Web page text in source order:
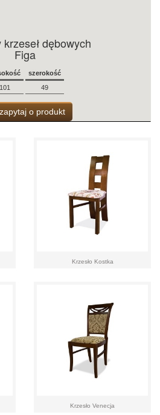
dębowych
Figa
szerokość
101
49
zapytaj o produkt
Krzesło Kostka
Krzesło Venecja